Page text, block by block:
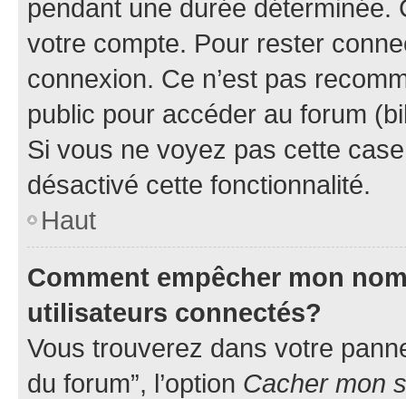
pendant une durée déterminée.
votre compte. Pour rester
connexion. Ce n’est pas
public pour accéder au forum
Si vous ne voyez pas cette
désactivé cette fonctionnalité.
Haut
Comment empêcher mon
utilisateurs connectés?
Vous trouverez dans votre
du forum”, l’option Cacher mon